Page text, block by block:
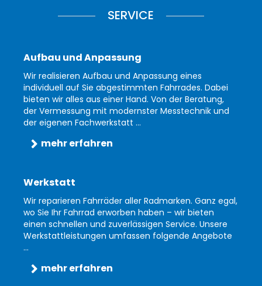
SERVICE
Aufbau und Anpassung
Wir realisieren Aufbau und Anpassung eines
individuell auf Sie abgestimmten Fahrrades. Dabei
bieten wir alles aus einer Hand. Von der Beratung,
der Vermessung mit modernster Messtechnik und
der eigenen Fachwerkstatt ...
mehr erfahren
Werkstatt
Wir reparieren Fahrräder aller Radmarken. Ganz egal,
wo Sie Ihr Fahrrad erworben haben – wir bieten
einen schnellen und zuverlässigen Service. Unsere
Werkstattleistungen umfassen folgende Angebote
...
mehr erfahren